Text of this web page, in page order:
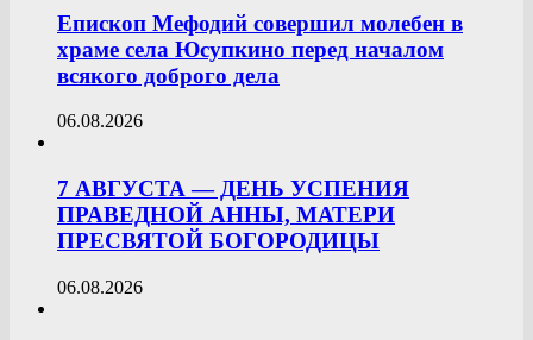
Епископ Мефодий совершил молебен в
храме села Юсупкино перед началом
всякого доброго дела
06.08.2026
7 АВГУСТА — ДЕНЬ УСПЕНИЯ
ПРАВЕДНОЙ АННЫ, МАТЕРИ
ПРЕСВЯТОЙ БОГОРОДИЦЫ
06.08.2026